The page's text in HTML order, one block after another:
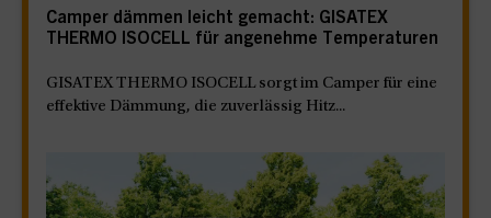
Camper dämmen leicht gemacht: GISATEX
THERMO ISOCELL für angenehme Temperaturen
GISATEX THERMO ISOCELL sorgt im Camper für eine
effektive Dämmung, die zuverlässig Hitz...